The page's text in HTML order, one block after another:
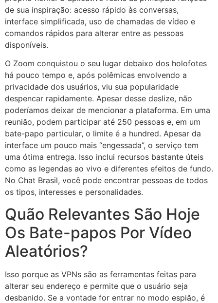
de sua inspiração: acesso rápido às conversas,
interface simplificada, uso de chamadas de vídeo e
comandos rápidos para alterar entre as pessoas
disponíveis.
O Zoom conquistou o seu lugar debaixo dos holofotes
há pouco tempo e, após polêmicas envolvendo a
privacidade dos usuários, viu sua popularidade
despencar rapidamente. Apesar desse deslize, não
poderíamos deixar de mencionar a plataforma. Em uma
reunião, podem participar até 250 pessoas e, em um
bate-papo particular, o limite é a hundred. Apesar da
interface um pouco mais “engessada”, o serviço tem
uma ótima entrega. Isso inclui recursos bastante úteis
como as legendas ao vivo e diferentes efeitos de fundo.
No Chat Brasil, você pode encontrar pessoas de todos
os tipos, interesses e personalidades.
Quão Relevantes São Hoje
Os Bate-papos Por Vídeo
Aleatórios?
Isso porque as VPNs são as ferramentas feitas para
alterar seu endereço e permite que o usuário seja
desbanido. Se a vontade for entrar no modo espião, é